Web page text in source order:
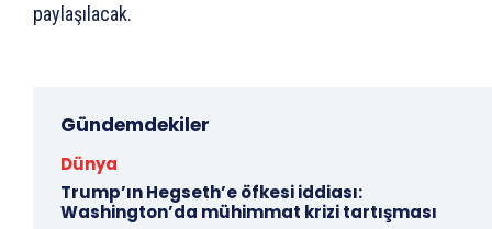
paylaşılacak.
Gündemdekiler
Dünya
Trump’ın Hegseth’e öfkesi iddiası:
Washington’da mühimmat krizi tartışması